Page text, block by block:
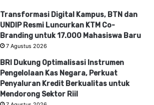
Transformasi Digital Kampus, BTN dan
UNDIP Resmi Luncurkan KTM Co-
Branding untuk 17.000 Mahasiswa Baru
7 Agustus 2026
BRI Dukung Optimalisasi Instrumen
Pengelolaan Kas Negara, Perkuat
Penyaluran Kredit Berkualitas untuk
Mendorong Sektor Riil